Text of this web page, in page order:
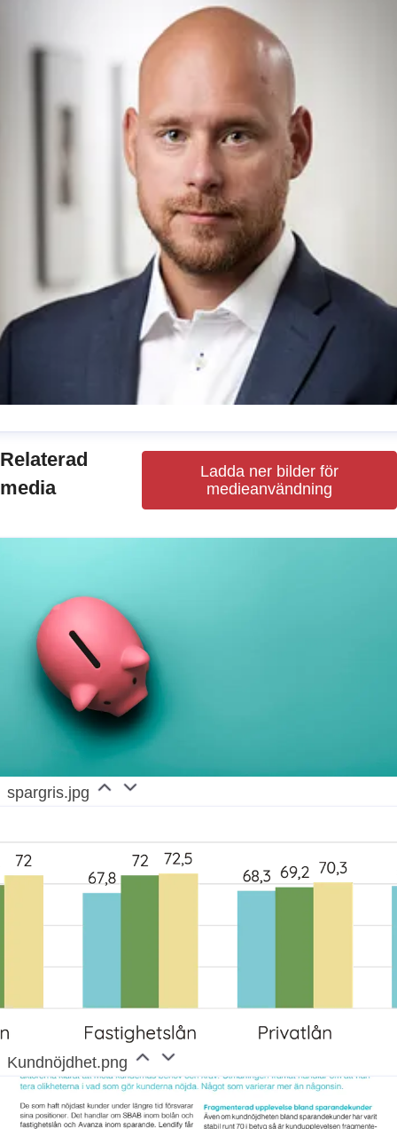
johan.parmler@kvalitetsindex.se
Relaterad
media
Ladda ner bilder för
medieanvändning
spargris.jpg
Kundnöjdhet.png